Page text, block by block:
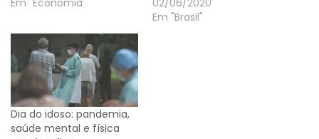
Em "Economia"
02/06/2020
Em "Brasil"
Dia do idoso: pandemia,
saúde mental e física